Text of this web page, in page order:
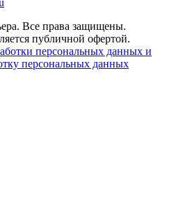
Все права защищены.
публичной офертой.
персональных данных и
персональных данных